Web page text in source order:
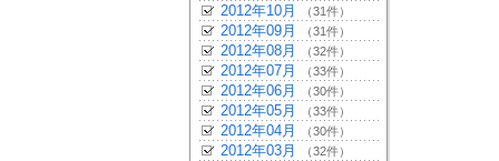
2012年10月 （31件）
2012年09月 （31件）
2012年08月 （32件）
2012年07月 （33件）
2012年06月 （30件）
2012年05月 （33件）
2012年04月 （30件）
2012年03月 （32件）